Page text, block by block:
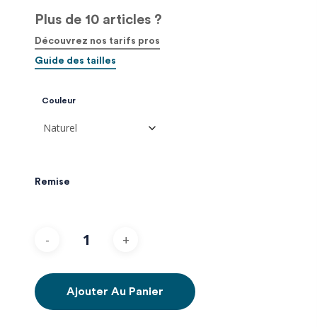
Plus de 10 articles ?
Découvrez nos tarifs pros
Guide des tailles
Couleur
Remise
Ajouter Au Panier